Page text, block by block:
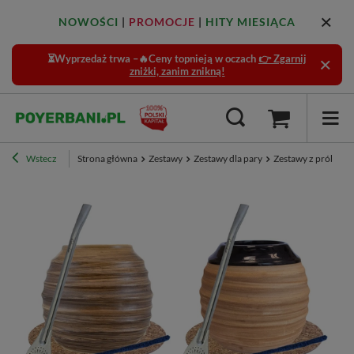
NOWOŚCI | PROMOCJE | HITY MIESIĄCA
⏳Wyprzedaż trwa –🔥Ceny topnieją w oczach 👉 Zgarnij
zniżki, zanim znikną!
Wstecz Strona główna Zestawy Zestawy dla pary Zestawy z